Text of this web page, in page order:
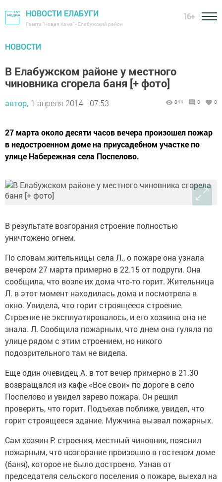
НОВОСТИ ЕЛАБУГИ
Газета "Новая Кама" - Елабужский район
16+
НОВОСТИ
В Елабужском районе у местного
чиновника сгорела баня [+ фото]
автор, 1 апреля 2014 - 07:53 844 0 0
27 марта около десяти часов вечера произошел пожар
в недостроенном доме на приусадебном участке по
улице Набережная села Поспелово.
В результате возгорания строение полностью
уничтожено огнем.
По словам жительницы села Л., о пожаре она узнала
вечером 27 марта примерно в 22.15 от подруги. Она
сообщила, что возле их дома что-то горит. Жительница
Л. в этот момент находилась дома и посмотрела в
окно. Увидела, что горит строящееся строение.
Строение не эксплуатировалось, и его хозяина она не
знала. Л. Сообщила пожарным, что днем она гуляла по
улице рядом с этим строением, но никого
подозрительного там не видела.
Еще один очевидец А. в тот вечер примерно в 21.30
возвращался из кафе «Все свои» по дороге в село
Поспелово и увидел зарево пожара. Он решил
проверить, что горит. Подъехав поближе, увидел, что
горит строящееся здание. Мужчина вызвал пожарных.
Сам хозяин Р. строения, местный чиновник, пояснил
пожарным, что возгорание произошло в гостевом доме
(баня), которое не было достроено. Узнав от
председателя сельского поселения о пожаре, выехал на